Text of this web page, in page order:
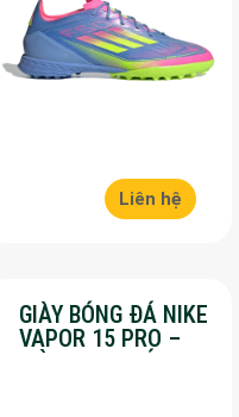
Liên hệ
GIÀY BÓNG ĐÁ NIKE
VAPOR 15 PRO –
MÀU XANH LÁ –